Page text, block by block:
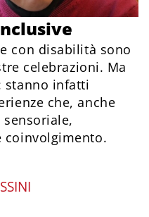
con disabilità sono
celebrazioni. Ma
stanno infatti
che, anche
sensoriale,
coinvolgimento.